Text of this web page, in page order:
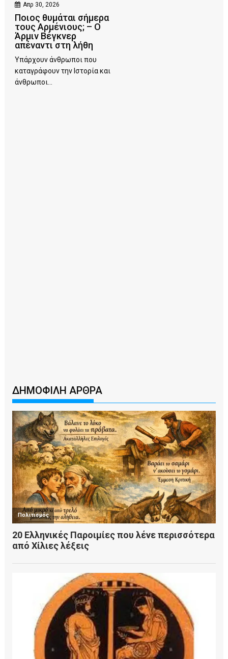
Απρ 30, 2026
Ποιος θυμάται σήμερα
τους Αρμένιους; – Ο
Άρμιν Βέγκνερ
απέναντι στη λήθη
Υπάρχουν άνθρωποι που
καταγράφουν την Ιστορία και
άνθρωποι...
ΔΗΜΟΦΙΛΗ ΑΡΘΡΑ